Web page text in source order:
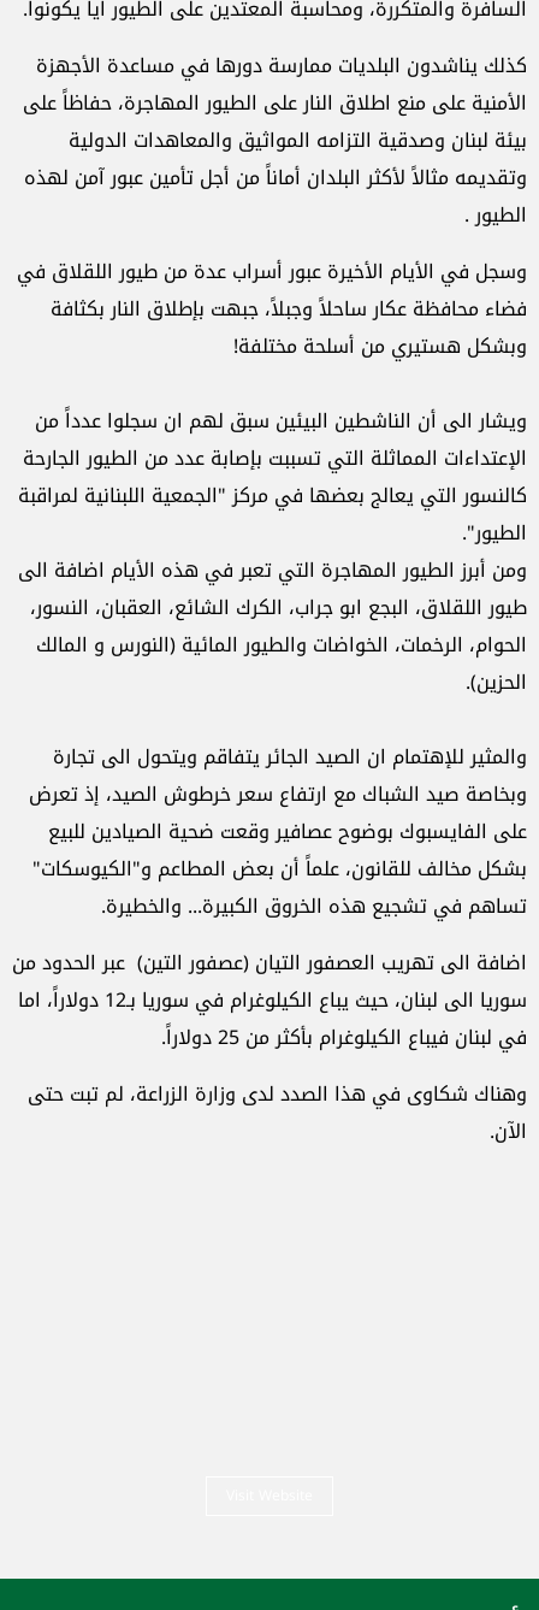
السافرة والمتكررة، ومحاسبة المعتدين على الطيور اياً يكونوا.
كذلك يناشدون البلديات ممارسة دورها في مساعدة الأجهزة
الأمنية على منع اطلاق النار على الطيور المهاجرة، حفاظاً على
بيئة لبنان وصدقية التزامه المواثيق والمعاهدات الدولية
وتقديمه مثالاً لأكثر البلدان أماناً من أجل تأمين عبور آمن لهذه
الطيور .
وسجل في الأيام الأخيرة عبور أسراب عدة من طيور اللقلاق في
فضاء محافظة عكار ساحلاً وجبلاً، جبهت بإطلاق النار بكثافة
وبشكل هستيري من أسلحة مختلفة!
ويشار الى أن الناشطين البيئين سبق لهم ان سجلوا عدداً من
الإعتداءات المماثلة التي تسببت بإصابة عدد من الطيور الجارحة
كالنسور التي يعالج بعضها في مركز "الجمعية اللبنانية لمراقبة
الطيور".
ومن أبرز الطيور المهاجرة التي تعبر في هذه الأيام اضافة الى
طيور اللقلاق، البجع ابو جراب، الكرك الشائع، العقبان، النسور،
الحوام، الرخمات، الخواضات والطيور المائية (النورس و المالك
الحزين).
والمثير للإهتمام ان الصيد الجائر يتفاقم ويتحول الى تجارة
وبخاصة صيد الشباك مع ارتفاع سعر خرطوش الصيد، إذ تعرض
على الفايسبوك بوضوح عصافير وقعت ضحية الصيادين للبيع
بشكل مخالف للقانون، علماً أن بعض المطاعم و"الكيوسكات"
تساهم في تشجيع هذه الخروق الكبيرة... والخطيرة.
اضافة الى تهريب العصفور التيان (عصفور التين) عبر الحدود من
سوريا الى لبنان، حيث يباع الكيلوغرام في سوريا بـ12 دولاراً، اما
في لبنان فيباع الكيلوغرام بأكثر من 25 دولاراً.
وهناك شكاوى في هذا الصدد لدى وزارة الزراعة، لم تبت حتى
الآن.